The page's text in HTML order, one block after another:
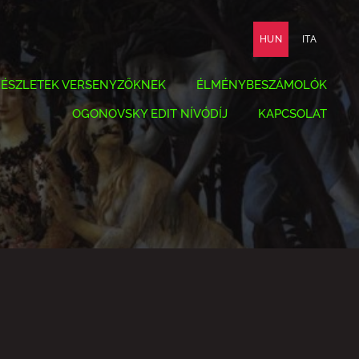
VERSENYZŐKNEK
ÉLMÉNYBESZÁMOLÓK
OGONOVSKY EDIT NÍVÓDÍJ
KAPCSOLAT
HUN ITA